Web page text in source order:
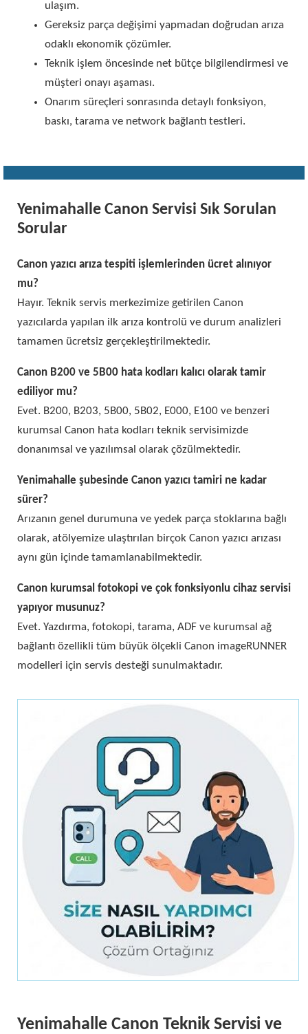
ulaşım.
Gereksiz parça değişimi yapmadan doğrudan arıza
odaklı ekonomik çözümler.
Teknik işlem öncesinde net bütçe bilgilendirmesi ve
müşteri onayı aşaması.
Onarım süreçleri sonrasında detaylı fonksiyon,
baskı, tarama ve network bağlantı testleri.
Yenimahalle Canon Servisi Sık Sorulan
Sorular
Canon yazıcı arıza tespiti işlemlerinden ücret alınıyor
mu?
Hayır. Teknik servis merkezimize getirilen Canon
yazıcılarda yapılan ilk arıza kontrolü ve durum analizleri
tamamen ücretsiz gerçekleştirilmektedir.
Canon B200 ve 5B00 hata kodları kalıcı olarak tamir
ediliyor mu?
Evet. B200, B203, 5B00, 5B02, E000, E100 ve benzeri
kurumsal Canon hata kodları teknik servisimizde
donanımsal ve yazılımsal olarak çözülmektedir.
Yenimahalle şubesinde Canon yazıcı tamiri ne kadar
sürer?
Arızanın genel durumuna ve yedek parça stoklarına bağlı
olarak, atölyemize ulaştırılan birçok Canon yazıcı arızası
aynı gün içinde tamamlanabilmektedir.
Canon kurumsal fotokopi ve çok fonksiyonlu cihaz servisi
yapıyor musunuz?
Evet. Yazdırma, fotokopi, tarama, ADF ve kurumsal ağ
bağlantı özellikli tüm büyük ölçekli Canon imageRUNNER
modelleri için servis desteği sunulmaktadır.
Yenimahalle Canon Teknik Servisi ve